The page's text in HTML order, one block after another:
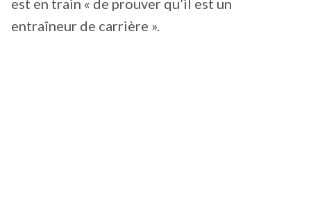
entraîneur de carrière ».